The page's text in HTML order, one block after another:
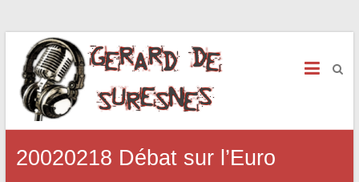
20020218 Débat sur l’Euro